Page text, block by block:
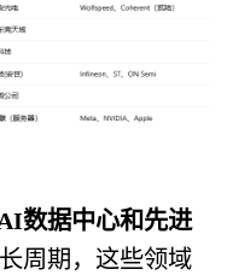
数据中心和先进
周期，这些领域